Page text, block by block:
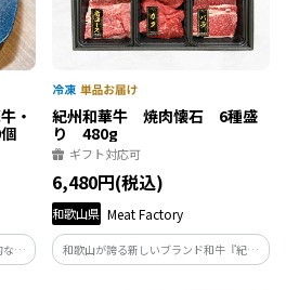
・
なブ
華
紀州和華牛 焼肉懐石 6種盛
り 480g
ギフト対応可
6,480円(税込)
和歌山県 Meat Factory
和歌山が誇る新しいブランド和牛『紀州
和華牛』。人気6部位を一度に楽しめる贅